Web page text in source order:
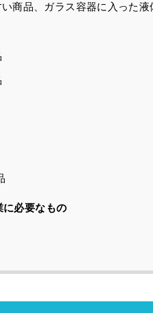
商品、ガラス容器に入った液
に必要なもの